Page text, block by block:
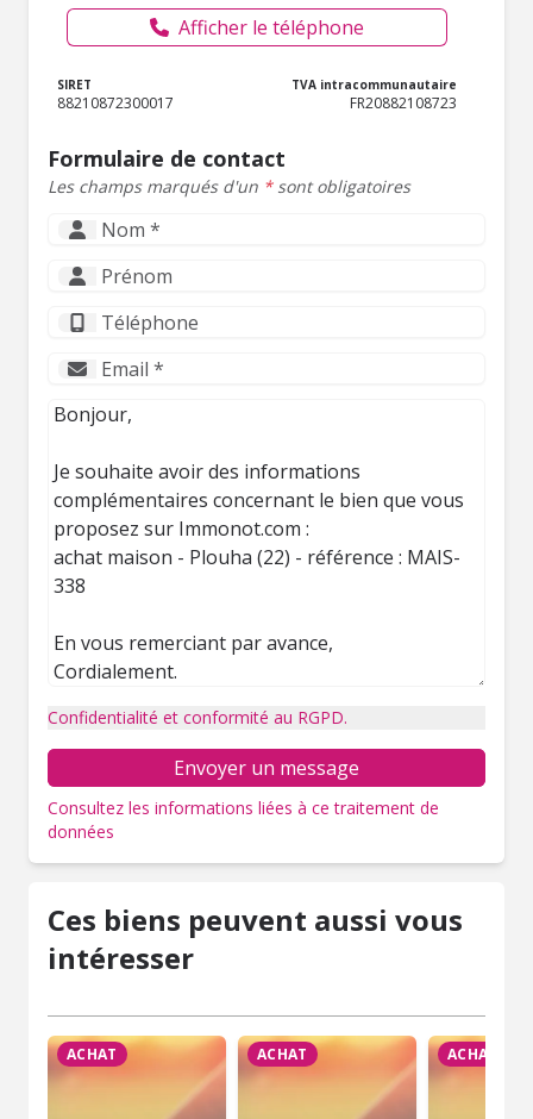
Afficher le téléphone
SIRET
88210872300017
TVA intracommunautaire
FR20882108723
Formulaire de contact
Les champs marqués d'un *sont obligatoires
Confidentialité et conformité au RGPD.
Envoyer un message
Consultez les informations liées à ce traitement de
données
Ces biens peuvent aussi vous
intéresser
ACHAT ACHAT ACHAT